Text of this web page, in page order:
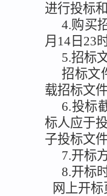
进行投标
4.购买
月14日23
5.招标
招标文
载招标文
6.投标
标人应于
子投标文
7.开标
8.开标
网上开